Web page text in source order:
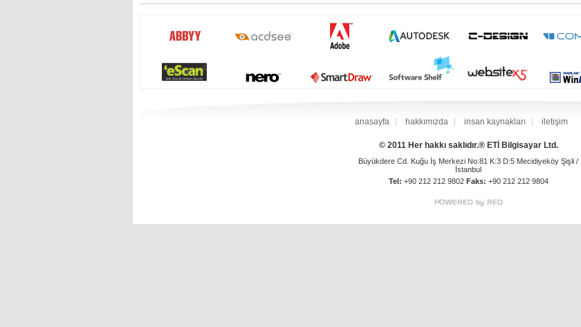
anasayfa hakkımızda insan kaynakları iletişim
© 2011 Her hakkı saklıdır.® ETİ Bilgisayar Ltd.
Büyükdere Cd. Kuğu İş Merkezi No:81 K:3 D:5 Mecidiyeköy Şişli /
İstanbul
Tel: +90 212 212 9802 Faks: +90 212 212 9804